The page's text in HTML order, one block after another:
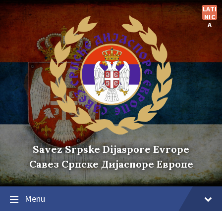
Skip
to
content
Skip
to
main
navigation
Skip
to
footer
LATI
NIC
A
Savez Srpske Dijaspore Evrope
Савез Српске Дијаспоре Европе
Menu